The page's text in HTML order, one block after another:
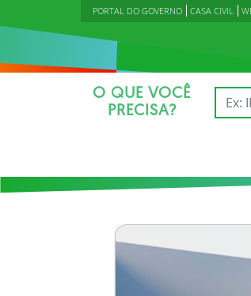
PORTAL DO GOVERNO CASA CIVIL
O QUE VOCÊ
PRECISA?